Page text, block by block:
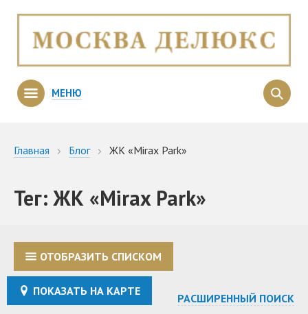
МЕНЮ
Главная Блог ЖК «Mirax Park»
Тег: ЖК «Mirax Park»
ОТОБРАЗИТЬ СПИСКОМ
ПОКАЗАТЬ НА КАРТЕ
РАСШИРЕННЫЙ ПОИСК